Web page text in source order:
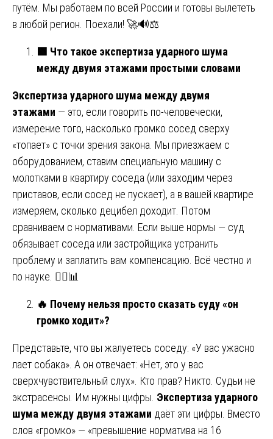
путём. Мы работаем по всей России и готовы вылететь
в любой регион. Поехали! 🚀🔊⚖️
🟩 Что такое экспертиза ударного шума
между двумя этажами простыми словами
Экспертиза ударного шума между двумя
этажами — это, если говорить по-человечески,
измерение того, насколько громко сосед сверху
«топает» с точки зрения закона. Мы приезжаем с
оборудованием, ставим специальную машину с
молотками в квартиру соседа (или заходим через
приставов, если сосед не пускает), а в вашей квартире
измеряем, сколько децибел доходит. Потом
сравниваем с нормативами. Если выше нормы — суд
обязывает соседа или застройщика устранить
проблему и заплатить вам компенсацию. Всё честно и
по науке. 🧑‍⚖️📊
🔥 Почему нельзя просто сказать суду «он
громко ходит»?
Представьте, что вы жалуетесь соседу: «У вас ужасно
лает собака». А он отвечает: «Нет, это у вас
сверхчувствительный слух». Кто прав? Никто. Судьи не
экстрасенсы. Им нужны цифры. Экспертиза ударного
шума между двумя этажами даёт эти цифры. Вместо
слов «громко» — «превышение норматива на 16